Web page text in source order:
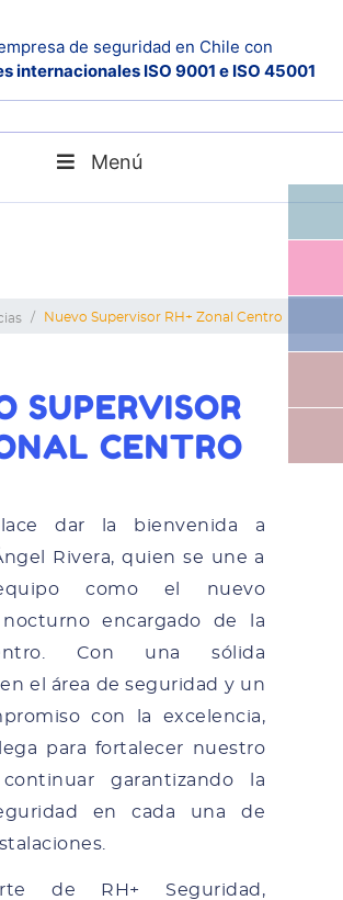
de seguridad en Chile con
internacionales ISO 9001 e ISO 45001
Menú
Nuevo Supervisor RH+ Zonal Centro
SUPERVISOR
CENTRO
dar la bienvenida a
Rivera, quien se une a
como el nuevo
nocturno encargado de la
Con una sólida
el área de seguridad y un
con la excelencia,
para fortalecer nuestro
garantizando la
en cada una de
de RH+ Seguridad,